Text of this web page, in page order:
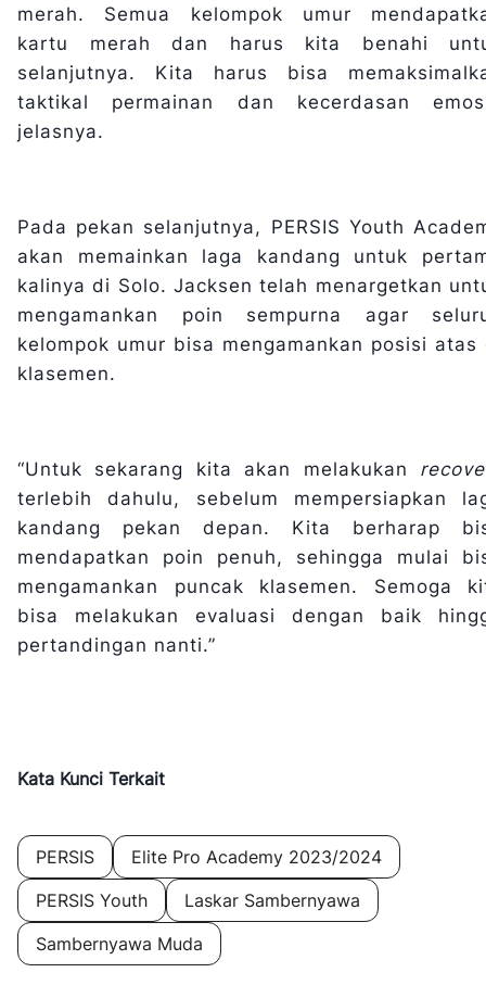
merah. Semua kelompok umur
kartu merah dan harus kita benahi
selanjutnya. Kita harus bisa
taktikal permainan dan kecerdasan
jelasnya.
Pada pekan selanjutnya, PERSIS Youth
akan memainkan laga kandang untuk
kalinya di Solo. Jacksen telah menargetkan
mengamankan poin sempurna agar
kelompok umur bisa mengamankan posisi atas
klasemen.
“Untuk sekarang kita akan melakukan
terlebih dahulu, sebelum mempersiapkan
kandang pekan depan. Kita berharap
mendapatkan poin penuh, sehingga mulai
mengamankan puncak klasemen. Semoga
bisa melakukan evaluasi dengan baik
pertandingan nanti.”
Kata Kunci Terkait
PERSIS
Elite Pro Academy 2023/2024
PERSIS Youth
Laskar Sambernyawa
Sambernyawa Muda